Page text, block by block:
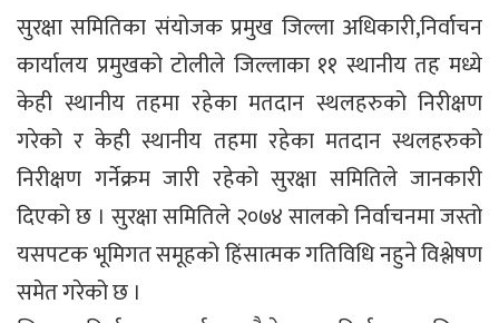
सुरक्षा समितिका संयोजक प्रमुख जिल्ला अधिकारी,निर्वाचन
कार्यालय प्रमुखको टोलीले जिल्लाका ११ स्थानीय तह मध्ये
केही स्थानीय तहमा रहेका मतदान स्थलहरुको निरीक्षण
गरेको र केही स्थानीय तहमा रहेका मतदान स्थलहरुको
निरीक्षण गर्नेक्रम जारी रहेको सुरक्षा समितिले जानकारी
दिएको छ । सुरक्षा समितिले २०७४ सालको निर्वाचनमा जस्तो
यसपटक भूमिगत समूहको हिंसात्मक गतिविधि नहुने विश्लेषण
समेत गरेको छ ।